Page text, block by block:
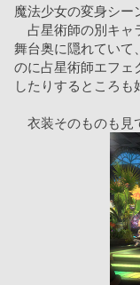
魔法少女の変身シー
占星術師の別キャ
舞台奥に隠れていて
のに占星術師エフェ
したりするところも
衣装そのものも見